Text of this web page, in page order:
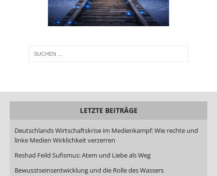
LETZTE BEITRÄGE
Deutschlands Wirtschaftskrise im Medienkampf: Wie rechte und
linke Medien Wirklichkeit verzerren
Reshad Feild Sufismus: Atem und Liebe als Weg
Bewusstseinsentwicklung und die Rolle des Wassers